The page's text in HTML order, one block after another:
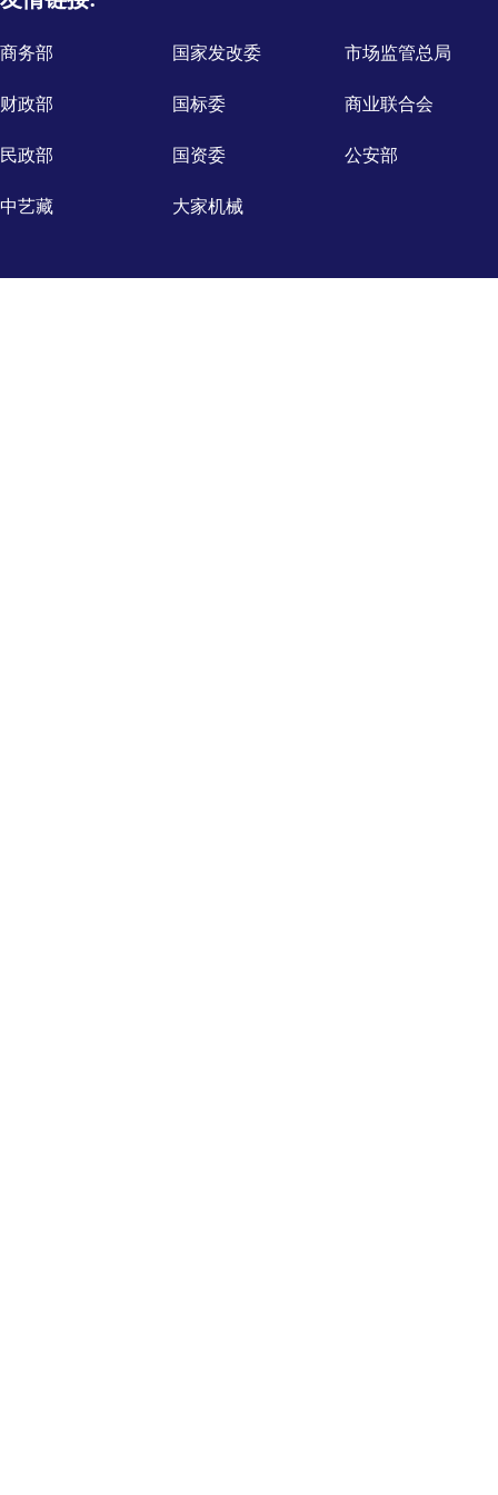
商务部 国家发改委 市场监管总局
财政部 国标委 商业联合会
民政部 国资委 公安部
中艺藏 大家机械